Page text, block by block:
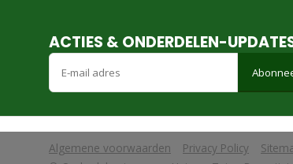
ACTIES & ONDERDELEN-
Algemene voorwaarden Privacy Policy